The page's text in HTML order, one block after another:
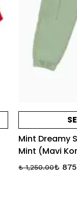
Mint Dreamy
Mint (Mavi
₺ 1,250.00₺